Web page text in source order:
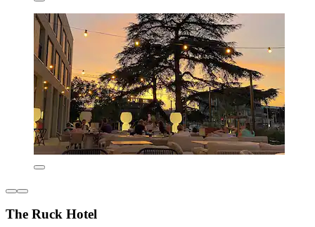
The Ruck Hotel